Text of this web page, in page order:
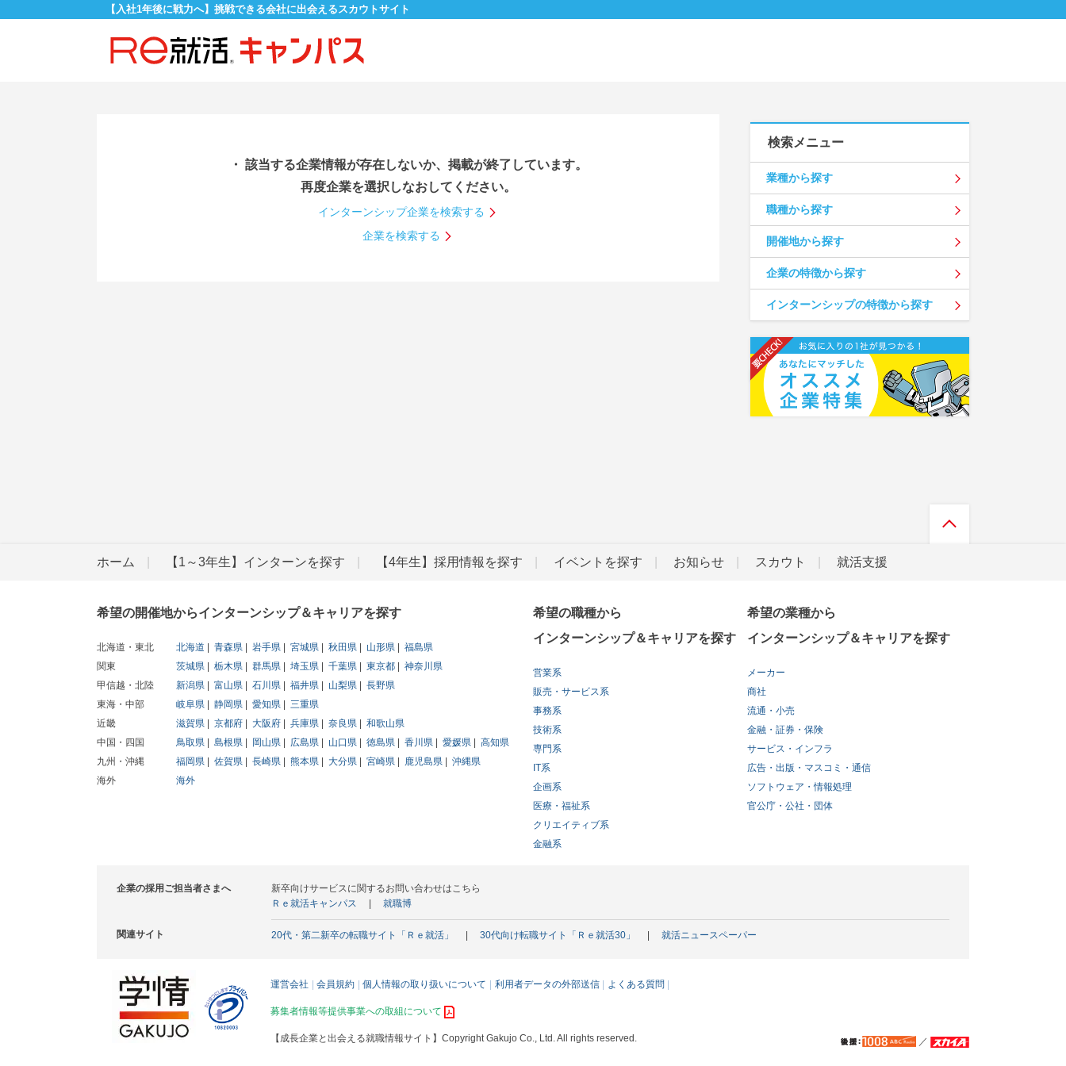
【入社1年後に戦力へ】挑戦できる会社に出会えるスカウトサイト
・ 該当する企業情報が存在しないか、掲載が終了しています。
再度企業を選択しなおしてください。
インターンシップ企業を検索する
企業を検索する
検索メニュー
業種から探す
職種から探す
開催地から探す
企業の特徴から探す
インターンシップの特徴から探す
ホーム 【1～3年生】インターンを探す 【4年生】採用情報を探す イベントを探す お知らせ スカウト 就活支援
希望の開催地からインターンシップ＆キャリアを探す
北海道・東北 北海道 青森県 岩手県 宮城県 秋田県 山形県
福島県
関東
茨城県 栃木県 群馬県 埼玉県 千葉県 東京都
神奈川県
甲信越・北陸
新潟県 富山県 石川県 福井県 山梨県
長野県
東海・中部
岐阜県 静岡県 愛知県
三重県
近畿
滋賀県 京都府 大阪府 兵庫県 奈良県
和歌山県
中国・四国
鳥取県 島根県 岡山県 広島県 山口県 徳島県 香川県 愛媛県
高知県
九州・沖縄
福岡県 佐賀県 長崎県 熊本県 大分県 宮崎県 鹿児島県
沖縄県
海外
海外
希望の職種から
インターンシップ＆キャリアを探す
営業系
販売・サービス系
事務系
技術系
専門系
IT系
企画系
医療・福祉系
クリエイティブ系
金融系
希望の業種から
インターンシップ＆キャリアを探す
メーカー
商社
流通・小売
金融・証券・保険
サービス・インフラ
広告・出版・マスコミ・通信
ソフトウェア・情報処理
官公庁・公社・団体
企業の採用ご担当者さまへ
新卒向けサービスに関するお問い合わせはこちら
Ｒｅ就活キャンパス
就職博
関連サイト 20代・第二新卒の転職サイト「Ｒｅ就活」 30代向け転職サイト「Ｒｅ就活30」 就活ニュースペーパー
運営会社 会員規約 個人情報の取り扱いについて 利用者データの外部送信 よくある質問
募集者情報等提供事業への取組について
【成長企業と出会える就職情報サイト】 Copyright Gakujo Co., Ltd. All rights reserved. ／